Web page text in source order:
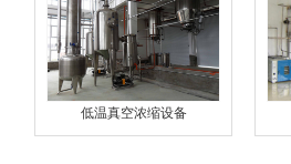
低温真空浓缩设备